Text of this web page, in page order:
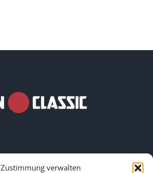
Zustimmung verwalten